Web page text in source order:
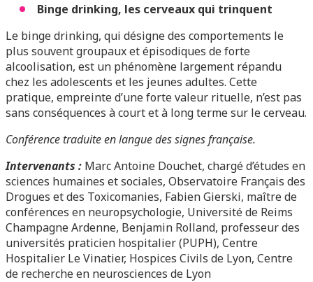
Binge drinking, les cerveaux qui trinquent
Le binge drinking, qui désigne des comportements le
plus souvent groupaux et épisodiques de forte
alcoolisation, est un phénomène largement répandu
chez les adolescents et les jeunes adultes. Cette
pratique, empreinte d’une forte valeur rituelle, n’est pas
sans conséquences à court et à long terme sur le cerveau.
Conférence traduite en langue des signes française.
Intervenants : Marc Antoine Douchet, chargé d’études en
sciences humaines et sociales, Observatoire Français des
Drogues et des Toxicomanies, Fabien Gierski, maître de
conférences en neuropsychologie, Université de Reims
Champagne Ardenne, Benjamin Rolland, professeur des
universités praticien hospitalier (PUPH), Centre
Hospitalier Le Vinatier, Hospices Civils de Lyon, Centre
de recherche en neurosciences de Lyon